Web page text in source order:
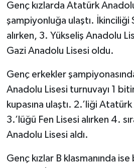
Genç kızlarda Atatürk
şampiyonluğa ulaştı. İkinciliği
alırken, 3. Yükseliş Anadolu
Gazi Anadolu Lisesi oldu.
Genç erkekler
Anadolu Lisesi turnuvayı 1
kupasına ulaştı. 2.’liği
3.’lüğü Fen Lisesi alırken 4.
Anadolu Lisesi aldı.
Genç kızlar B klasmanında ise